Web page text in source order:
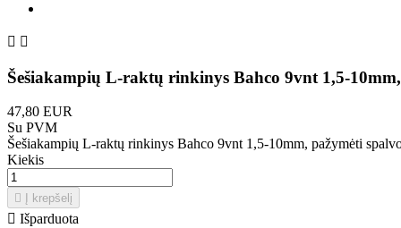
 
Šešiakampių L-raktų rinkinys Bahco 9vnt 1,5-
47,80 EUR
Su PVM
Šešiakampių L-raktų rinkinys Bahco 9vnt 1,5-10mm, pažymėti
Kiekis
 Į krepšelį
 Išparduota